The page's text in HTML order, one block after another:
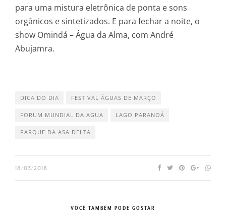
para uma mistura eletrônica de ponta e sons
orgânicos e sintetizados. E para fechar a noite, o
show Omindá – Água da Alma, com André
Abujamra.
DICA DO DIA FESTIVAL ÁGUAS DE MARÇO
FORUM MUNDIAL DA AGUA LAGO PARANOÁ
PARQUE DA ASA DELTA
18/03/2018
VOCÊ TAMBÉM PODE GOSTAR